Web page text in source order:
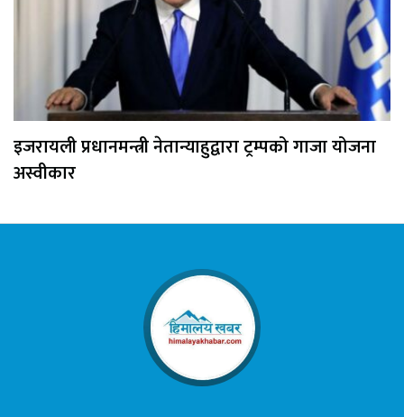
इजरायली प्रधानमन्त्री नेतान्याहुद्वारा ट्रम्पको गाजा योजना
अस्वीकार